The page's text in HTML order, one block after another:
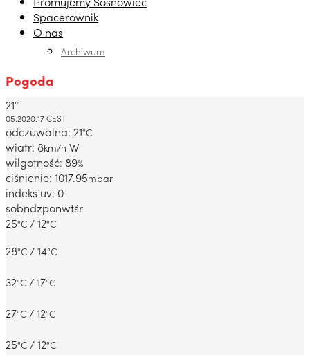
Spacerownik
O nas
Archiwum
Pogoda
Dabrowa Gornicza, PL
21°
05:2020:17 CEST
odczuwalna: 21°C
wiatr: 8km/h W
wilgotność: 89%
ciśnienie: 1017.95mbar
indeks uv: 0
sobndzponwtśr
25°C / 12°C
28°C / 14°C
32°C / 17°C
27°C / 12°C
25°C / 12°C